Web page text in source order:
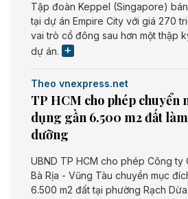
Tập đoàn Keppel (Singapore)
tại dự án Empire City với giá 270
vai trò cổ đông sau hơn một thập
dự án.
Theo vnexpress.net
TP HCM cho phép chuyển
dụng gần 6.500 m2 đất
dưỡng
UBND TP HCM cho phép Công ty
Bà Rịa - Vũng Tàu chuyển mục
6.500 m2 đất tại phường Rạch